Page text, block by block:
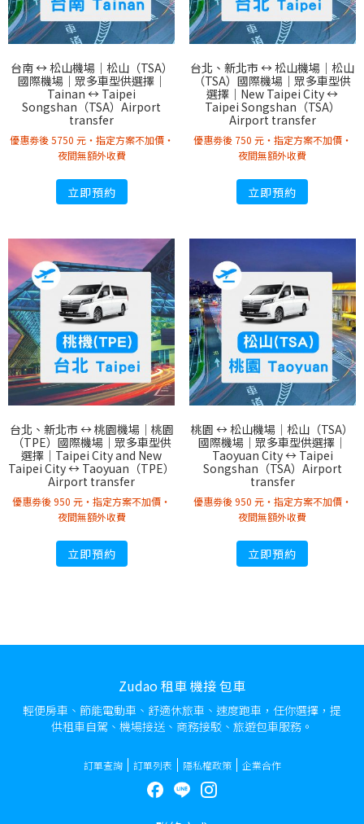
台南 ↔︎ 松山機場｜松山（TSA）
國際機場｜眾多車型供選擇｜
Tainan ↔︎ Taipei
Songshan（TSA）Airport
transfer
優惠劵後 5750 元・指定方案不加價・
夜間無額外收費
立即預約
台北、新北市 ↔︎ 松山機場｜松山
（TSA）國際機場｜眾多車型供
選擇｜New Taipei City ↔︎
Taipei Songshan（TSA）
Airport transfer
優惠劵後 750 元・指定方案不加價・
夜間無額外收費
立即預約
台北、新北市 ↔︎ 桃園機場｜桃園
（TPE）國際機場｜眾多車型供
選擇｜Taipei City and New
Taipei City ↔︎ Taoyuan（TPE）
Airport transfer
優惠劵後 950 元・指定方案不加價・
夜間無額外收費
立即預約
桃園 ↔︎ 松山機場｜松山（TSA）
國際機場｜眾多車型供選擇｜
Taoyuan City ↔︎ Taipei
Songshan（TSA）Airport
transfer
優惠劵後 950 元・指定方案不加價・
夜間無額外收費
立即預約
Zudao 租車 機接 包車
輕便房車、節能電動車、舒適休旅車、速度跑車，任你選擇，提
供租車自駕、機場接送、商務接駁、旅遊包車服務。
訂單查詢 訂單列表 隱私權政策 企業合作